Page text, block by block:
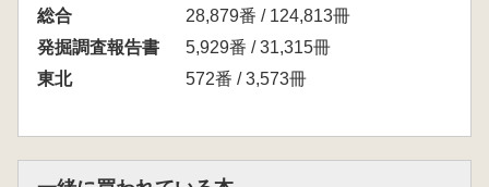
総合
28,879番 / 124,813冊
発掘調査報告書
5,929番 / 31,315冊
東北
572番 / 3,573冊